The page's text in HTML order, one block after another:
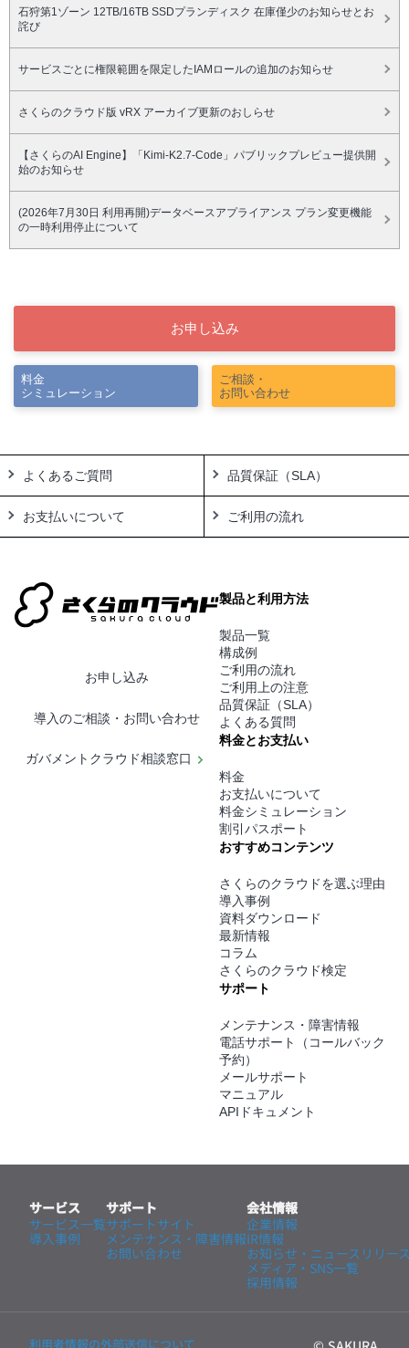
石狩第1ゾーン 12TB/16TB SSDプランディスク 在庫僅少のお知らせとお
詫び
サービスごとに権限範囲を限定したIAMロールの追加のお知らせ
さくらのクラウド版 vRX アーカイブ更新のおしらせ
【さくらのAI Engine】「Kimi-K2.7-Code」パブリックプレビュー提供開
始のお知らせ
(2026年7月30日 利用再開)データベースアプライアンス プラン変更機能
の一時利用停止について
お申し込み
ご相談・
お問い合わせ
料金
シミュレーション
よくあるご質問 品質保証（SLA）
お支払いについて ご利用の流れ
お申し込み
導入のご相談・お問い合わせ
ガバメントクラウド相談窓口
製品と利用方法
製品一覧
構成例
ご利用の流れ
ご利用上の注意
品質保証（SLA）
よくある質問
料金とお支払い
料金
お支払いについて
料金シミュレーション
割引パスポート
おすすめコンテンツ
さくらのクラウドを選ぶ理由
導入事例
資料ダウンロード
最新情報
コラム
さくらのクラウド検定
サポート
メンテナンス・障害情報
電話サポート（コールバック
予約）
メールサポート
マニュアル
APIドキュメント
サービス
サービス一覧
導入事例
サポート
サポートサイト
メンテナンス・ 障害情報
お問い合わせ
会社情報
企業情報
IR情報
お知らせ・ニュースリリー
メディア・SNS一覧
採用情報
利用者情報の外部送信について